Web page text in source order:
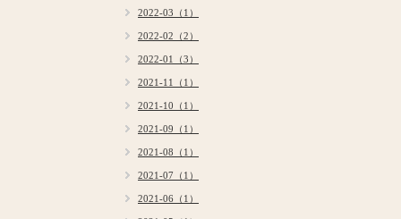
2022-03（1）
2022-02（2）
2022-01（3）
2021-11（1）
2021-10（1）
2021-09（1）
2021-08（1）
2021-07（1）
2021-06（1）